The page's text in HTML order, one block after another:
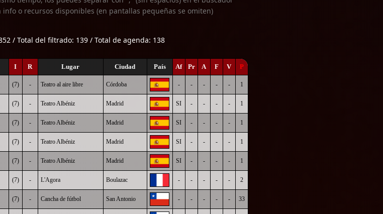
o recursos disponibles (en pantallas pequeñas se omiten)
/ Total del filtrado: 139 / Total de agenda: 138
I R Lugar Ciudad País Af Pr A F V P
(7) - Teatro al aire libre Córdoba - - - - - 1
(7) - Teatro Albéniz Madrid SI - - - - 1
(7) - Teatro Albéniz Madrid SI - - - - 1
(7) - Teatro Albéniz Madrid SI - - - - 1
(7) - Teatro Albéniz Madrid SI - - - - 1
(7) - L'Agora Boulazac - - - - - 2
(7) - Cancha de fútbol San Antonio - - - - - 33